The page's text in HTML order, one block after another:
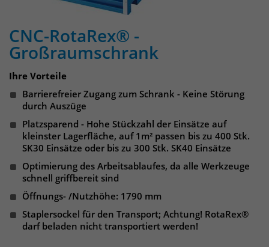
CNC-RotaRex® -
Großraumschrank
Ihre Vorteile
Barrierefreier Zugang zum Schrank - Keine Störung
durch Auszüge
Platzsparend - Hohe Stückzahl der Einsätze auf
kleinster Lagerfläche, auf 1m² passen bis zu 400 Stk.
SK30 Einsätze oder bis zu 300 Stk. SK40 Einsätze
Optimierung des Arbeitsablaufes, da alle Werkzeuge
schnell griffbereit sind
Öffnungs- /Nutzhöhe: 1790 mm
Staplersockel für den Transport; Achtung! RotaRex®
darf beladen nicht transportiert werden!
auf unserem Server gespeichert und
unzugänglich.
Name
Anbieter Matomo
Laufzeit 6 Monate
Das Cookie wird von Matomo
instralliert. Das Cookie wird verwendet,
Kampagnendaten zu berechnen und
die Nutzung der Website für den
Analysebericht der Website zu